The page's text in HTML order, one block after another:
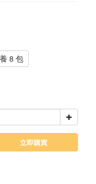
8 包
立即購買